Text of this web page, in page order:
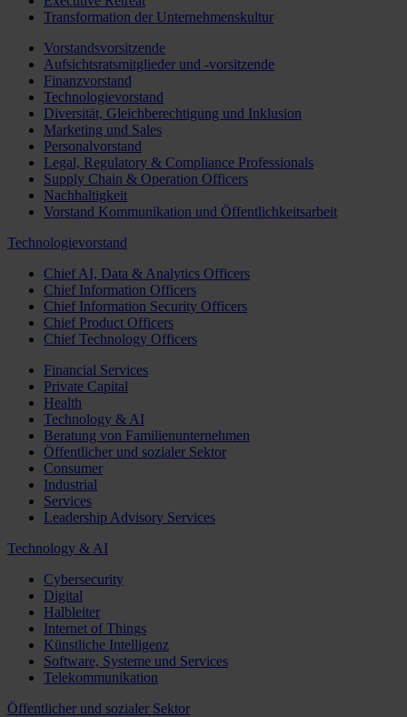
Transformation der Unternehmenskultur
Vorstandsvorsitzende
Aufsichtsratsmitglieder und -vorsitzende
Finanzvorstand
Technologievorstand
Diversität, Gleichberechtigung und Inklusion
Marketing und Sales
Personalvorstand
Legal, Regulatory & Compliance Professionals
Supply Chain & Operation Officers
Nachhaltigkeit
Vorstand Kommunikation und Öffentlichkeitsarbeit
Technologievorstand
Chief AI, Data & Analytics Officers
Chief Information Officers
Chief Information Security Officers
Chief Product Officers
Chief Technology Officers
Financial Services
Private Capital
Health
Technology & AI
Beratung von Familienunternehmen
Öffentlicher und sozialer Sektor
Consumer
Industrial
Services
Leadership Advisory Services
Technology & AI
Cybersecurity
Digital
Halbleiter
Internet of Things
Künstliche Intelligenz
Software, Systeme und Services
Telekommunikation
Öffentlicher und sozialer Sektor